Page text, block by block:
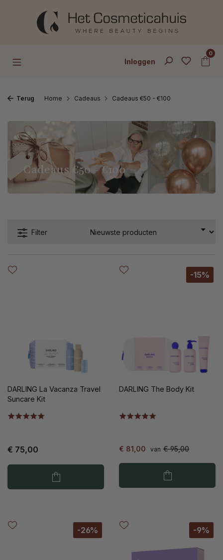
Ga naar de hoofdinhoud
Inloggen
0
Terug Home Cadeaus Cadeaus €50 - €100
Cadeaus €50 - €100
Filter
DARLING La Vacanza Travel
Suncare Kit
€ 75,00
-15%
DARLING The Body Kit
€ 81,00 van € 95,00
-26% -9%